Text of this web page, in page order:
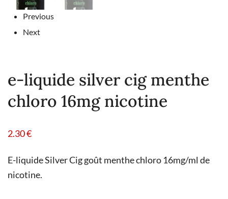
Previous
Next
e-liquide silver cig menthe
chloro 16mg nicotine
2.30€
E-liquide Silver Cig goût menthe chloro 16mg/ml de
nicotine.